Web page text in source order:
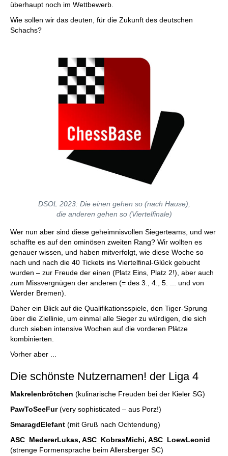
überhaupt noch im Wettbewerb.
Wie sollen wir das deuten, für die Zukunft des deutschen
Schachs?
DSOL 2023: Die einen gehen so (nach Hause),
die anderen gehen so (Viertelfinale)
Wer nun aber sind diese geheimnisvollen Siegerteams, und wer
schaffte es auf den ominösen zweiten Rang? Wir wollten es
genauer wissen, und haben mitverfolgt, wie diese Woche so
nach und nach die 40 Tickets ins Viertelfinal-Glück gebucht
wurden – zur Freude der einen (Platz Eins, Platz 2!), aber auch
zum Missvergnügen der anderen (= des 3., 4., 5. ... und von
Werder Bremen).
Daher ein Blick auf die Qualifikationsspiele, den Tiger-Sprung
über die Ziellinie, um einmal alle Sieger zu würdigen, die sich
durch sieben intensive Wochen auf die vorderen Plätze
kombinierten.
Vorher aber ...
Die schönste Nutzernamen! der Liga 4
Makrelenbrötchen (kulinarische Freuden bei der Kieler SG)
PawToSeeFur(very sophisticated – aus Porz!)
SmaragdElefant (mit Gruß nach Ochtendung)
ASC_MedererLukas, ASC_KobrasMichi, ASC_LoewLeonid
(strenge Formensprache beim Allersberger SC)